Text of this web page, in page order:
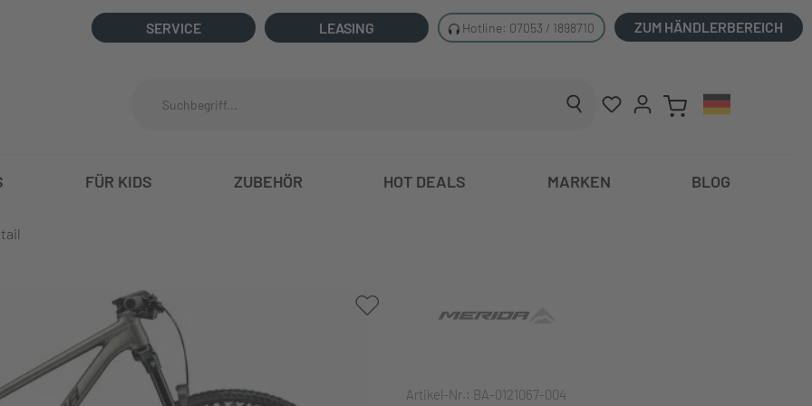
SERVICE LEASING Hotline: 07053 / 1898710 ZUM HÄNDLERBEREICH
FÜR KIDS ZUBEHÖR HOT DEALS MARKEN BLOG
Artikel-Nr.: BA-0121067-004